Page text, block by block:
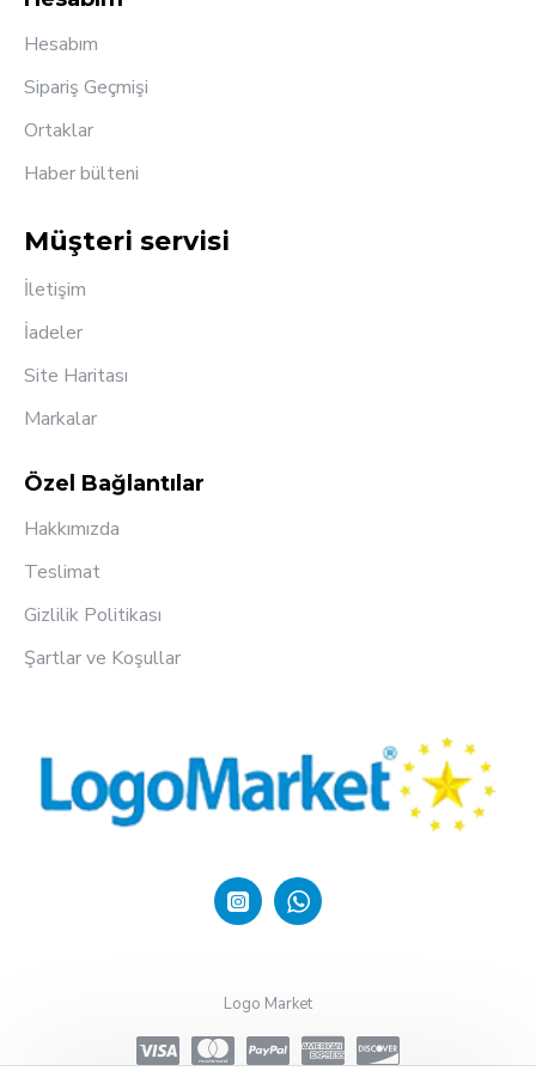
Hesabım
Sipariş Geçmişi
Ortaklar
Haber bülteni
Müşteri servisi
İletişim
İadeler
Site Haritası
Markalar
Özel Bağlantılar
Hakkımızda
Teslimat
Gizlilik Politikası
Şartlar ve Koşullar
Logo Market